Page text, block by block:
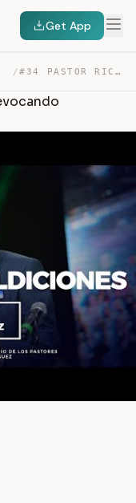
Get App
/ #34 PASTOR RICARDO RODRÍGUEZ – REVOCANDO MALDICIONES — TRANSCRIPT